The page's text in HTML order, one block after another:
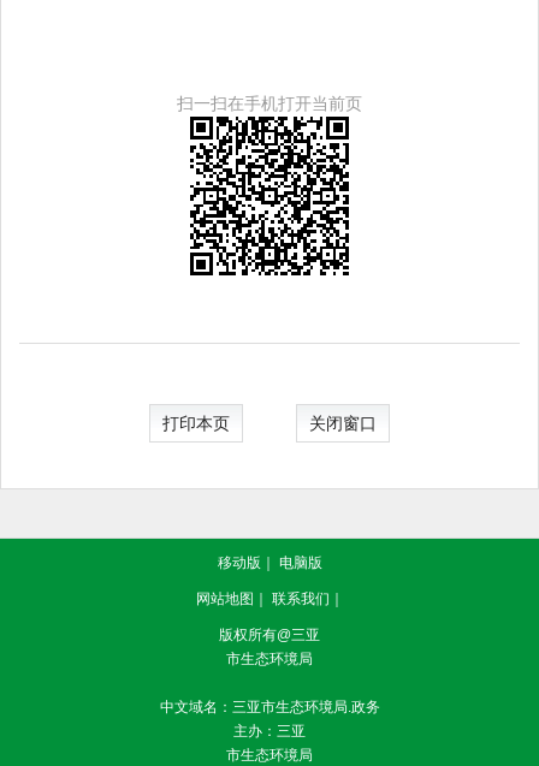
扫一扫在手机打开当前页
打印本页 关闭窗口
移动版 ｜ 电脑版
网站地图 ｜ 联系我们 ｜
版权所有@三亚
市生态环境局
中文域名：三亚市生态环境局.政务
主办：三亚
市生态环境局